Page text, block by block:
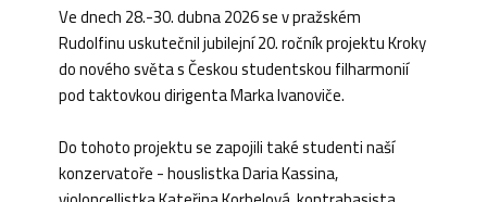
Ve dnech 28.-30. dubna 2026 se v pražském
Rudolfinu uskutečnil jubilejní 20. ročník projektu Kroky
do nového světa s Českou studentskou filharmonií
pod taktovkou dirigenta Marka Ivanoviče.
Do tohoto projektu se zapojili také studenti naší
konzervatoře - houslistka Daria Kassina,